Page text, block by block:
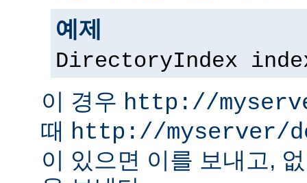
예제
DirectoryIndex
이 경우 http://
때 http://myserver/
이 있으면 이를 보내고,